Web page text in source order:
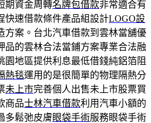
期資金周轉名牌包借款非常適合有
快速借款條件產品組設計LOGO設
方案。台北汽車借款到雲林當舖優
品的雲林合法當鋪方案專業合法融
園地區提供利息最低借錢純鋁箔阻
熱毯運用的是很簡單的物理隔熱分
未上市完善個人出售未上市股票買
商品士林汽車借款利用汽車小額的
多鬆弛皮膚眼袋手術服務眼袋手術